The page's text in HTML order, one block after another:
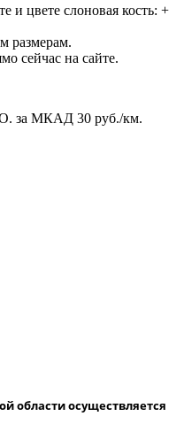
и цвете слоновая кость: +
размерам.
сейчас на сайте.
за МКАД 30 руб./км.
области осуществляется